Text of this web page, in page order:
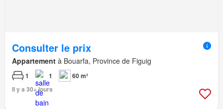
Consulter le prix
Appartement à Bouarfa, Province de Figuig
1 1
60 m²
Il y a 30+ jours